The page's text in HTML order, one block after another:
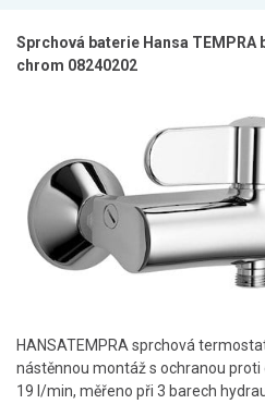
Sprchová baterie Hansa
chrom 08240202
HANSATEMPRA sprchová
nástěnnou montáž s ochranou
19 l/min, měřeno při 3 barech